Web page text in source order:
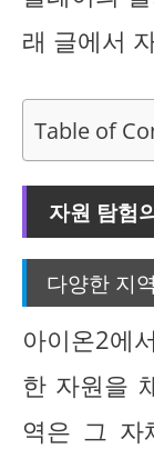
래 글에서
Table of
자원 탐험
다양한 지
아이온2에
한 자원을
역은 그 자